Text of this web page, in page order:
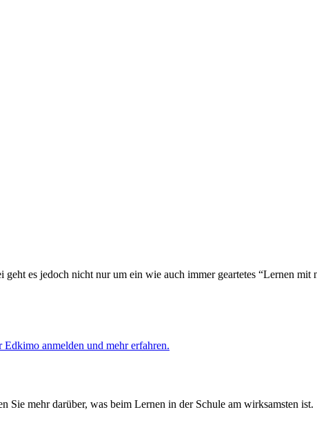
es jedoch nicht nur um ein wie auch immer geartetes “Lernen mit
Edkimo anmelden und mehr erfahren.
Sie mehr darüber, was beim Lernen in der Schule am wirksamsten ist.